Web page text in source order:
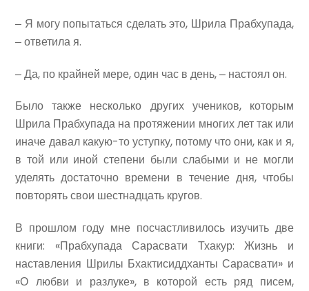
‒ Я могу попытаться сделать это, Шрила Прабхупада,
‒ ответила я.
‒ Да, по крайней мере, один час в день, ‒ настоял он.
Было также несколько других учеников, которым
Шрила Прабхупада на протяжении многих лет так или
иначе давал какую-то уступку, потому что они, как и я,
в той или иной степени были слабыми и не могли
уделять достаточно времени в течение дня, чтобы
повторять свои шестнадцать кругов.
В прошлом году мне посчастливилось изучить две
книги: «Прабхупада Сарасвати Тхакур: Жизнь и
наставления Шрилы Бхактисиддханты Сарасвати» и
«О любви и разлуке», в которой есть ряд писем,